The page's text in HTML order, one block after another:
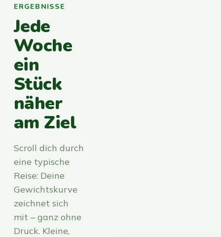
ERGEBNISSE
Jede
Woche
ein
Stück
näher
am Ziel
Scroll dich durch
eine typische
Reise: Deine
Gewichtskurve
zeichnet sich
mit – ganz ohne
Druck. Kleine,